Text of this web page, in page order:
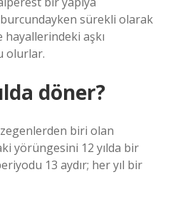
sürekli olarak
aşkı
olurlar.
döner?
biri olan
yörüngesini 12 yılda bir
13 aydır; her yıl bir